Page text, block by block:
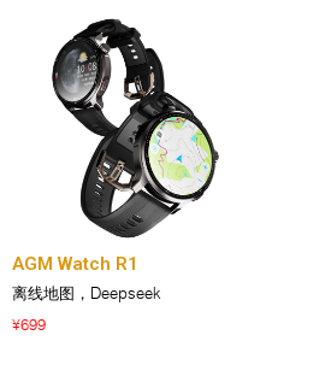
AGM Watch R1
离线地图，Deepseek
¥699